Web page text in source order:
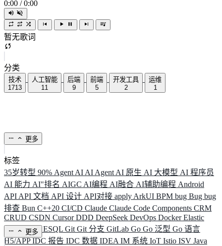
0:00 / 0:00
暂无歌词
分类
技术
1713
人工智能
11
后端
9
前端
5
开发工具
2
运维
1
更多
标签
35岁转型 90% Agent AI AI Agent AI 原生 AI 大模型 AI 程序员
AI 能力 AI"排名 AIGC AI编程 AI融合 AI辅助编程 Android
API API 文档 API 设计 API对接 apply ArkUI BPM bug Bug bug
排查 Bun C++20 CI/CD Claude Claude Code Components CRM
CRUD CSDN CursorDDD DeepSeek DevOps DockerElastic
ELK ElysiaESQL Git Git 分支 GitLab Go Go 泛型 Go 语言
H5/APPIDC 报告 IDC 数据 IDEA IM 系统 IoT Istio ISV Java
更多